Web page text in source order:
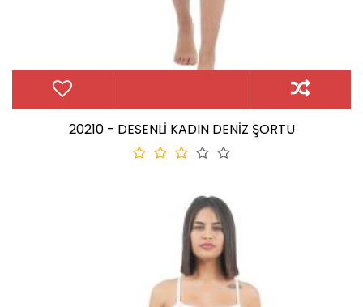
20210 - DESENLİ KADIN DENİZ ŞORTU